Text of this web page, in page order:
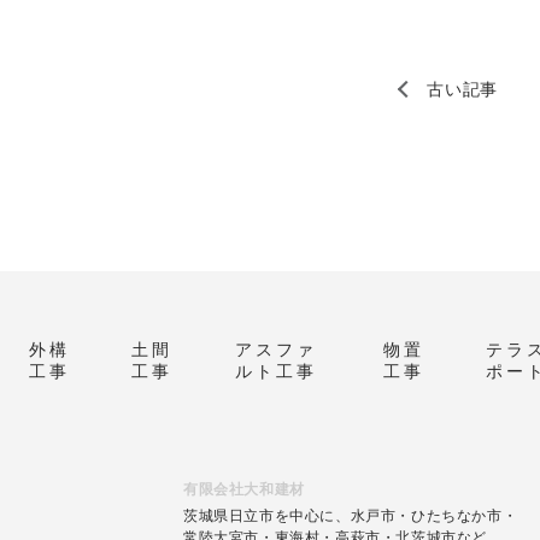
古い記事
外構
工事
土間
工事
アスファ
ルト工事
物置
工事
テラ
ポー
有限会社大和建材
茨城県日立市を中心に、水戸市・ひたちなか市・